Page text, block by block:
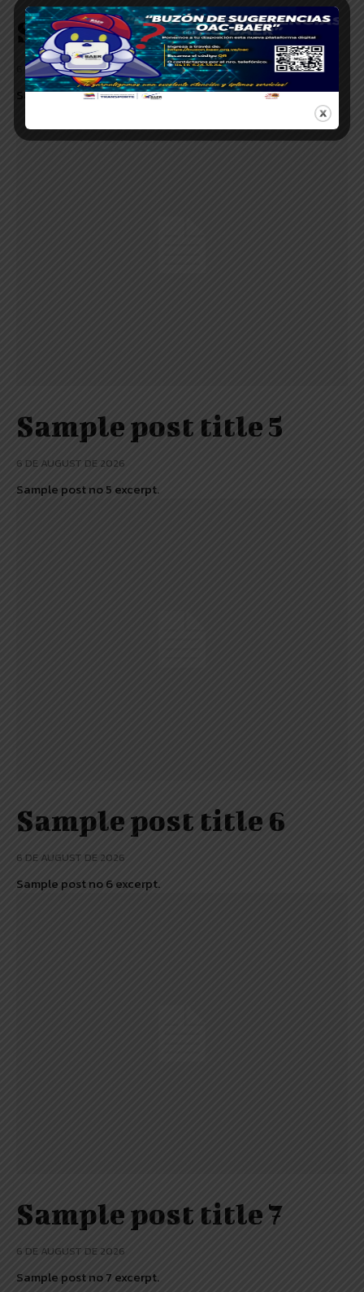
Sample post title 4
6 DE AUGUST DE 2026
Sample post no 4 excerpt.
Sample post title 5
6 DE AUGUST DE 2026
Sample post no 5 excerpt.
Sample post title 6
6 DE AUGUST DE 2026
Sample post no 6 excerpt.
Sample post title 7
6 DE AUGUST DE 2026
Sample post no 7 excerpt.